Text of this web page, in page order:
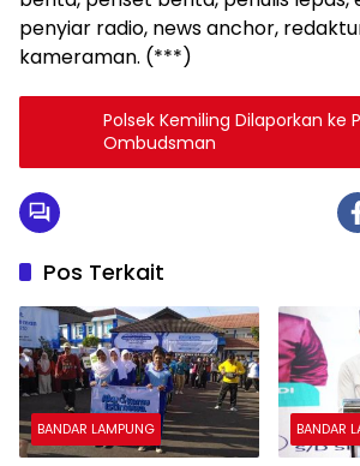
penyiar radio, news anchor,
kameraman. (***)
Polsek Kemiling Dilaporkan ke
Ombudsman
Pos Terkait
BANDAR LAMPUNG BANDAR